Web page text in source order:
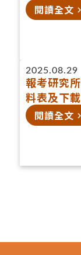
閱讀全文 navigate_next
2025.08.29
報考研究
料表及下載
閱讀全文 navigate_next